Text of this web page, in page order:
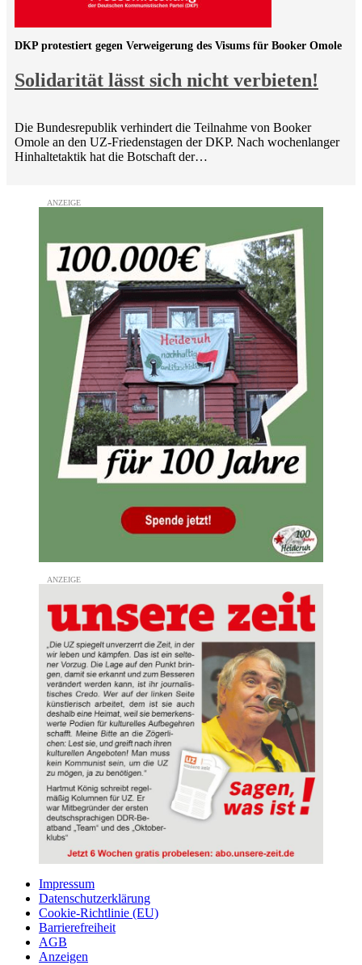
Solidarität lässt sich nicht verbieten!
DKP protestiert gegen Verweigerung des Visums für Booker Omole
Die Bundesrepublik verhindert die Teilnahme von Booker
Omole an den UZ-Friedenstagen der DKP. Nach wochenlanger
Hinhaltetaktik hat die Botschaft der…
Impressum
Datenschutzerklärung
Cookie-Richtlinie (EU)
Barrierefreiheit
AGB
Anzeigen